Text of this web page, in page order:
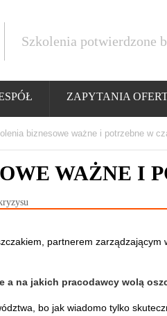
Szkolenia potwierdzone
ZAPYTANIA
biznesowe ważne i potrzebne w
WAŻNE I
partnerem zarządzającym
a na jakich pracodawcy wolą
bo jak wiadomo tylko